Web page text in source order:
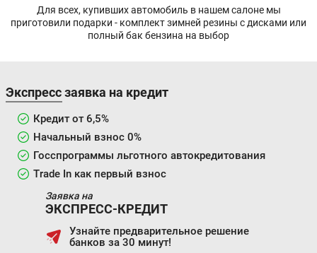
Для всех, купивших автомобиль в нашем салоне мы
приготовили подарки - комплект зимней резины с дисками или
полный бак бензина на выбор
Экспресс заявка на кредит
Кредит от 6,5%
Начальный взнос 0%
Госспрограммы льготного автокредитования
Trade In как первый взнос
Заявка на
ЭКСПРЕСС-КРЕДИТ
Узнайте предварительное решение
банков за 30 минут!